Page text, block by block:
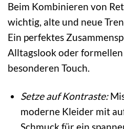
Beim Kombinieren von
wichtig, alte und neue
Ein perfektes
Alltagslook oder
besonderen Touch.
Setze auf Kontraste:
moderne Kleider mit